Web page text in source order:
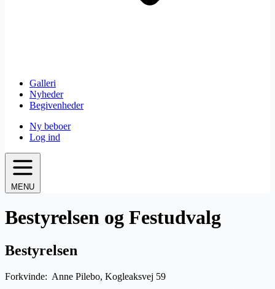
Galleri
Nyheder
Begivenheder
Ny beboer
Log ind
MENU
Bestyrelsen og Festudvalg
Bestyrelsen
Forkvinde: Anne Pilebo, Kogleaksvej 59